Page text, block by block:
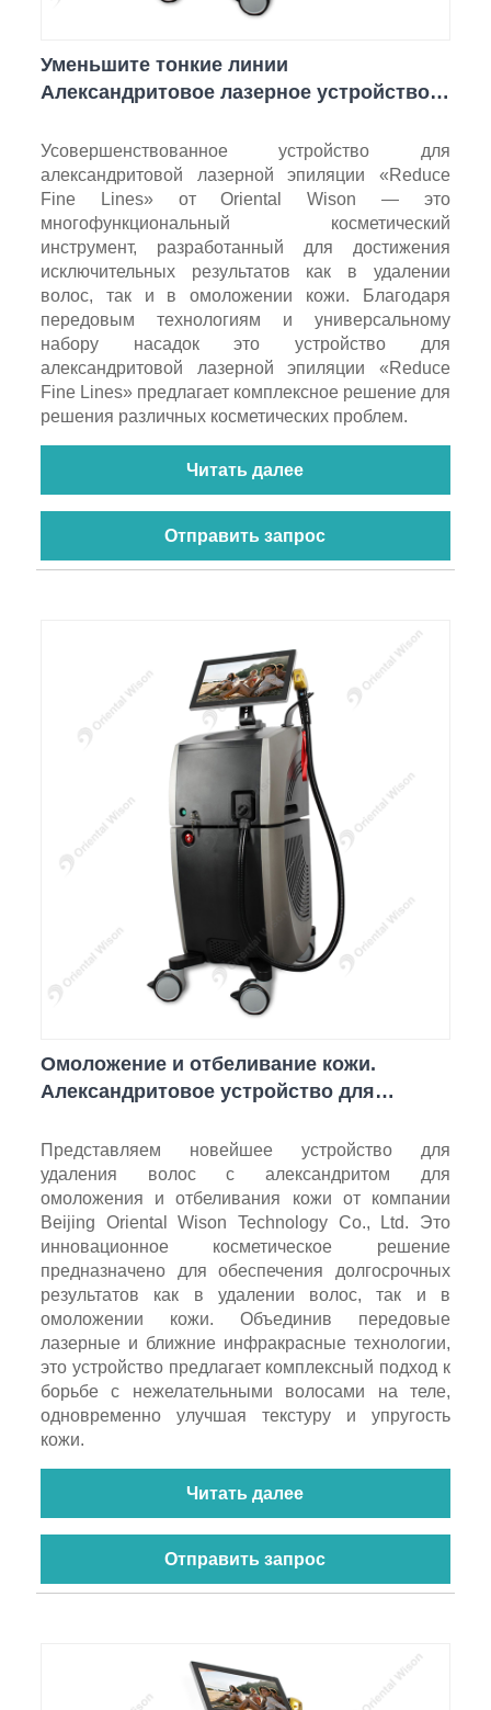
Уменьшите тонкие линии
Александритовое лазерное устройство
Усовершенствованное устройство для
александритовой лазерной эпиляции «Reduce
Fine Lines» от Oriental Wison — это
многофункциональный косметический
инструмент, разработанный для достижения
исключительных результатов как в удалении
волос, так и в омоложении кожи. Благодаря
передовым технологиям и универсальному
набору насадок это устройство для
александритовой лазерной эпиляции «Reduce
Fine Lines» предлагает комплексное решение для
решения различных косметических проблем.
Читать далее
Отправить запрос
Омоложение и отбеливание кожи.
Александритовое устройство для
Представляем новейшее устройство для
удаления волос с александритом для
омоложения и отбеливания кожи от компании
Beijing Oriental Wison Technology Co., Ltd. Это
инновационное косметическое решение
предназначено для обеспечения долгосрочных
результатов как в удалении волос, так и в
омоложении кожи. Объединив передовые
лазерные и ближние инфракрасные технологии,
это устройство предлагает комплексный подход к
борьбе с нежелательными волосами на теле,
одновременно улучшая текстуру и упругость
кожи.
Читать далее
Отправить запрос